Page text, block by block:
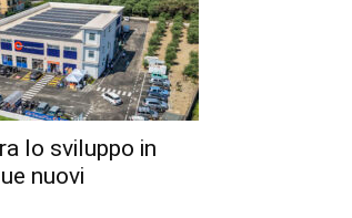
lo sviluppo in
nuovi